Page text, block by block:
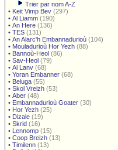
Trier par nom A-Z
• Keit Vimp Bev (297)
• Al Liamm (190)
• An Here (136)
• TES (131)
• An Alarc'h Embannadurioù (104)
• Mouladurioù Hor Yezh (88)
• Bannoù-Heol (86)
• Sav-Heol (79)
• Al Lanv (68)
• Yoran Embanner (68)
• Beluga (55)
• Skol Vreizh (53)
• Aber (48)
• Embannadurioù Goater (30)
• Hor Yezh (25)
• Dizale (19)
• Skrid (16)
• Lennomp (15)
• Coop Breizh (13)
• Timilenn (13)